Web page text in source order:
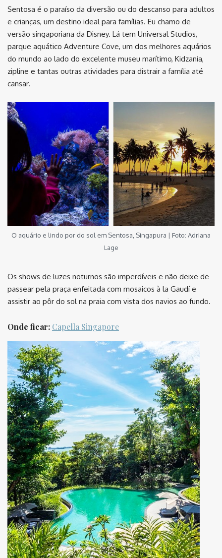
Sentosa é o paraíso da diversão ou do descanso para adultos
e crianças, um destino ideal para famílias. Eu chamo de
versão singaporiana da Disney. Lá tem Universal Studios,
parque aquático Adventure Cove, um dos melhores aquários
do mundo ao lado do excelente museu marítimo, Kidzania,
zipline e tantas outras atividades para distrair a família até
cansar.
O aquário e lindo por do sol em Sentosa, Singapura | Foto: Adriana
Lage
Os shows de luzes noturnos são imperdíveis e não deixe de
passear pela praça enfeitada com mosaicos à la Gaudí e
assistir ao pôr do sol na praia com vista dos navios ao fundo.
Onde ficar: Capella Singapore